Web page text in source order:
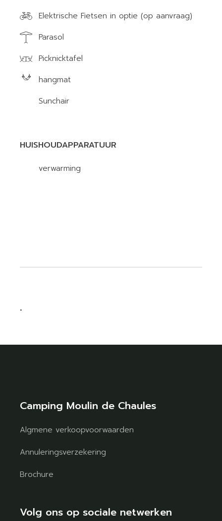
Elektrische Fietsen in optie (op aanvraag)
Parasol
Picknicktafel
hangmat
Sunchair
HUISHOUDAPPARATUUR
verwarming
.
Camping Moulin de Chaules
Algmene verkoopvoorwaarden
Annuleringsverzekering
Brochure
Volg ons op sociale netwerken